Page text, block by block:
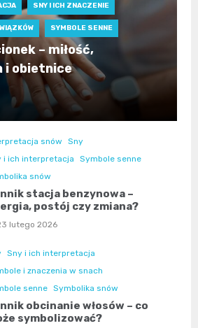
SNY I ICH ZNACZENIE
SYMBOLE SENNE
– miłość,
i obietnice
snów
Sny
i ich interpretacja
Symbole senne
snów
stacja benzynowa –
postój czy zmiana?
lutego 2026
Sny i ich interpretacja
i znaczenia w snach
senne Symbolika snów
obcinanie włosów – co
symbolizować?